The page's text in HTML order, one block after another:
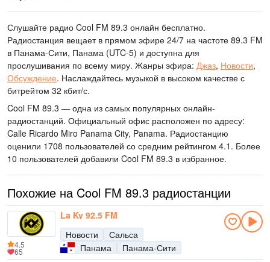
Слушайте радио Cool FM 89.3 онлайн бесплатно.
Радиостанция вещает в прямом эфире 24/7 на частоте 89.3 FM
в Панама-Сити, Панама (UTC-5) и доступна для
прослушивания по всему миру. Жанры эфира: Джаз, Новости,
Обсуждение. Наслаждайтесь музыкой в высоком качестве с
битрейтом 32 кбит/с.
Cool FM 89.3 — одна из самых популярных онлайн-
радиостанций. Официальный офис расположен по адресу:
Calle Ricardo Miro Panama City, Panama. Радиостанцию
оценили 1708 пользователей со средним рейтингом 4.1. Более
10 пользователей добавили Cool FM 89.3 в избранное.
Похожие на Cool FM 89.3 радиостанции
La Ky 92.5 FM
Новости
Сальса
Панама
Панама-Сити
4.5
65